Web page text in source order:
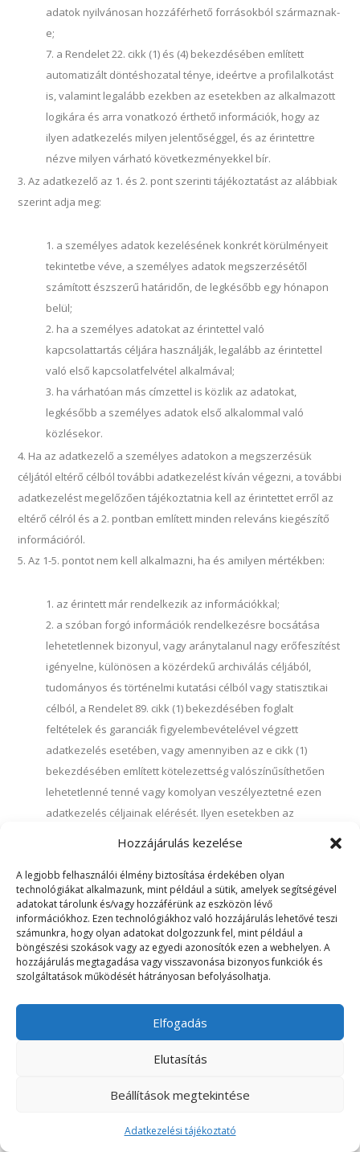
Hozzájárulás kezelése
A legjobb felhasználói élmény biztosítása érdekében olyan
technológiákat alkalmazunk, mint például a sütik, amelyek segítségével
adatokat tárolunk és/vagy hozzáférünk az eszközön lévő
információkhoz. Ezen technológiákhoz való hozzájárulás lehetővé teszi
számunkra, hogy olyan adatokat dolgozzunk fel, mint például a
böngészési szokások vagy az egyedi azonosítók ezen a webhelyen. A
hozzájárulás megtagadása vagy visszavonása bizonyos funkciók és
szolgáltatások működését hátrányosan befolyásolhatja.
Elfogadás
Elutasítás
Beállítások megtekintése
Adatkezelési tájékoztató
adatok nyilvánosan hozzáférhető forrásokból származnak-
e;
a Rendelet 22. cikk (1) és (4) bekezdésében említett
automatizált döntéshozatal ténye, ideértve a profilalkotást
is, valamint legalább ezekben az esetekben az alkalmazott
logikára és arra vonatkozó érthető információk, hogy az
ilyen adatkezelés milyen jelentőséggel, és az érintettre
nézve milyen várható következményekkel bír.
Az adatkezelő az 1. és 2. pont szerinti tájékoztatást az alábbiak
szerint adja meg:
a személyes adatok kezelésének konkrét körülményeit
tekintetbe véve, a személyes adatok megszerzésétől
számított észszerű határidőn, de legkésőbb egy hónapon
belül;
ha a személyes adatokat az érintettel való
kapcsolattartás céljára használják, legalább az érintettel
való első kapcsolatfelvétel alkalmával;
ha várhatóan más címzettel is közlik az adatokat,
legkésőbb a személyes adatok első alkalommal való
közlésekor.
Ha az adatkezelő a személyes adatokon a megszerzésük
céljától eltérő célból további adatkezelést kíván végezni, a további
adatkezelést megelőzően tájékoztatnia kell az érintettet erről az
eltérő célról és a 2. pontban említett minden releváns kiegészítő
információról.
Az 1-5. pontot nem kell alkalmazni, ha és amilyen mértékben:
az érintett már rendelkezik az információkkal;
a szóban forgó információk rendelkezésre bocsátása
lehetetlennek bizonyul, vagy aránytalanul nagy erőfeszítést
igényelne, különösen a közérdekű archiválás céljából,
tudományos és történelmi kutatási célból vagy statisztikai
célból, a Rendelet 89. cikk (1) bekezdésében foglalt
feltételek és garanciák figyelembevételével végzett
adatkezelés esetében, vagy amennyiben az e cikk (1)
bekezdésében említett kötelezettség valószínűsíthetően
lehetetlenné tenné vagy komolyan veszélyeztetné ezen
adatkezelés céljainak elérését. Ilyen esetekben az
információk nyilvánosan elérhetővé tételét is ideértve – az
érintett jogainak, szabadságainak és jogos érdekeinek
védelme érdekében;
az adat megszerzését vagy közlését kifejezetten előírja
az adatkezelőre alkalmazandó uniós vagy tagállami jog,
amely az érintett jogos érdekeinek védelmét szolgáló
megfelelő intézkedésekről rendelkezik;
a személyes adatoknak valamely uniós vagy tagállami
jogban előírt szakmai titoktartási kötelezettség alapján,
ideértve a jogszabályon alapuló titoktartási kötelezettséget
is, bizalmasnak kell maradnia.